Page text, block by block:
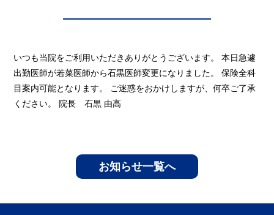
いつも当院をご利用いただきありがとうございます。 本日急遽
出勤医師が若菜医師から石黒医師変更になりました。 保険全科
目案内可能となります。 ご迷惑をおかけしますが、何卒ご了承
ください。 院長 石黒 由高
お知らせ一覧へ